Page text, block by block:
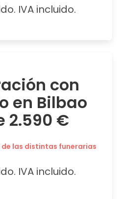
IVA incluido.
con
en Bilbao
2.590 €
las distintas funerarias
IVA incluido.